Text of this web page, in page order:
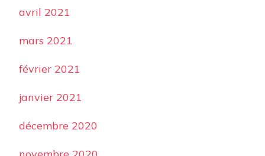
avril 2021
mars 2021
février 2021
janvier 2021
décembre 2020